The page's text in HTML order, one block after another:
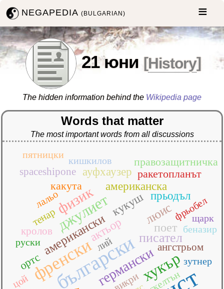
NEGAPEDIA(BULGARIAN)
21 юни [History]
The hidden information behind the Wikipedia page
Words that matter
The most important words from all discussions
български
френски хукър
джулиет
физик
германски
писател
американски люис
актьор
кукуш
поет
американска
ауфхаузер
прьодъл
какута
ортс
правозащитничка
ракетопланът
spaceshipone
ангстрьом
викри
кролов
лий
тенар
беназир
зутнер
кишкилов
лальо
пятницки
руски
скелтън
фрьобел
цой
щарк